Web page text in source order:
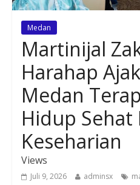
Medan
Martinijal
Harahap
Medan
Hidup Sehat
Keseharian
Views
Juli 9, 2026 adminsx